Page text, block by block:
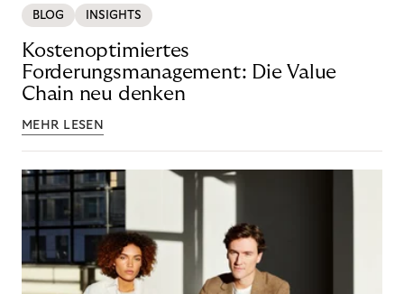
BLOG INSIGHTS
Kostenoptimiertes
Forderungsmanagement: Die Value
Chain neu denken
MEHR LESEN